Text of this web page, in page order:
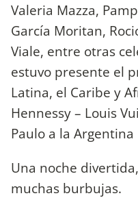
Valeria Mazza,
García Moritan,
Viale, entre otras
estuvo presente el
Latina, el Caribe y
Hennessy – Louis
Paulo a la
Una noche
muchas burbujas.